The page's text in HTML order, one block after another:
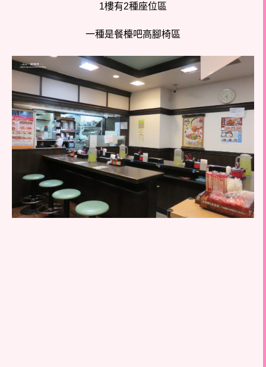
1樓有2種座位區
一種是餐檯吧高腳椅區